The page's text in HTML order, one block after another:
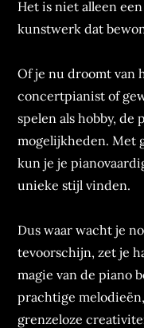
Het is niet alleen
kunstwerk dat
Of je nu droomt van
concertpianist of
spelen als hobby, de
mogelijkheden. Met
kun je je
unieke stijl vinden.
Dus waar wacht je
tevoorschijn, zet je
magie van de piano
prachtige
grenzeloze